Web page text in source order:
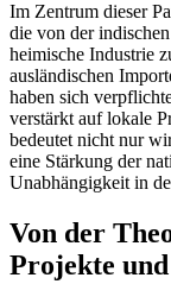
Im Zentrum dieser
die von der
heimische Industrie
ausländischen
haben sich
verstärkt auf lokale
bedeutet nicht nur
eine Stärkung der
Unabhängigkeit in
Von der
Projekte